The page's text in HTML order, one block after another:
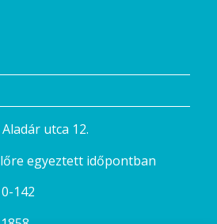
utca 12.
egyeztett időpontban
142